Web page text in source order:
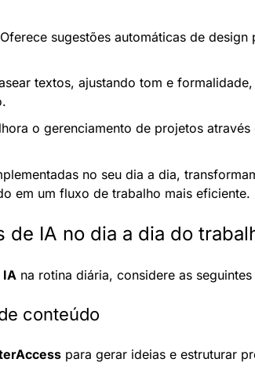
sugestões automáticas de design
textos, ajustando tom e
o gerenciamento de projetos através
no seu dia a dia,
em um fluxo de trabalho mais eficiente.
de IA no dia a dia do
na rotina diária, considere as
conteúdo
para gerar ideias e estruturar